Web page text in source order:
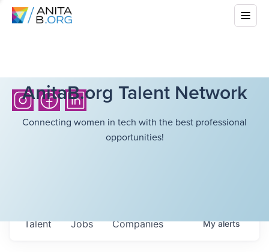
AnitaB.org Talent Network
Connecting women in tech with the best professional
opportunities!
Jobs Companies
Talent Myalerts